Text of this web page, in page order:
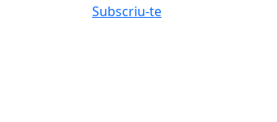
Subscriu-te